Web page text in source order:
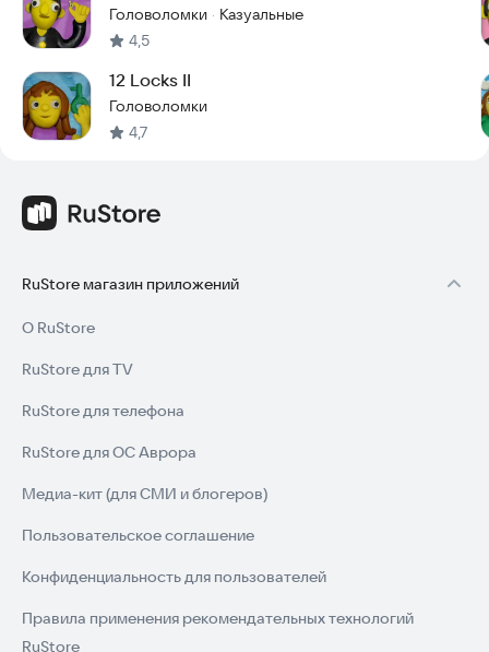
Головоломки · Казуальные
4,5
12 Locks II
Головоломки
4,7
RuStore магазин приложений
О RuStore
RuStore для TV
RuStore для телефона
RuStore для ОС Аврора
Медиа-кит (для СМИ и блогеров)
Пользовательское соглашение
Конфиденциальность для пользователей
Правила применения рекомендательных технологий
RuStore